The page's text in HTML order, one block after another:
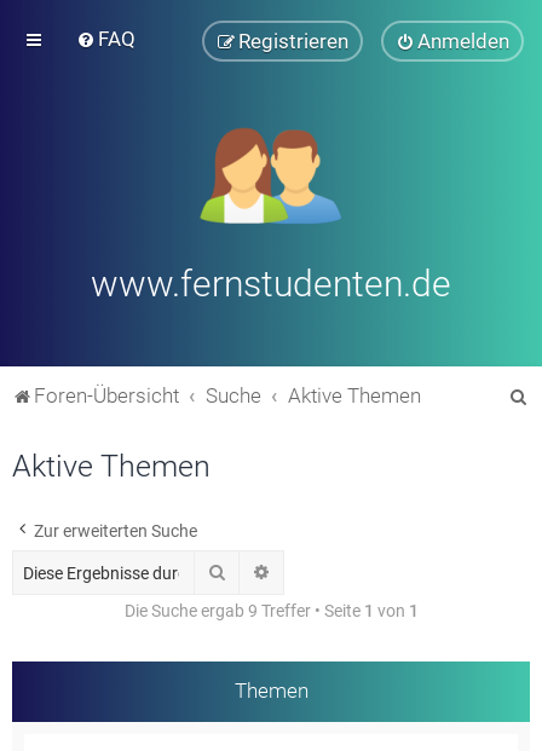
FAQ Anmelden
Registrieren
www.fernstudenten.de
Foren-Übersicht Suche Aktive Themen
Aktive Themen
Zur erweiterten Suche
Suche
Die Suche ergab 9 Treffer • Seite 1 von 1
Themen